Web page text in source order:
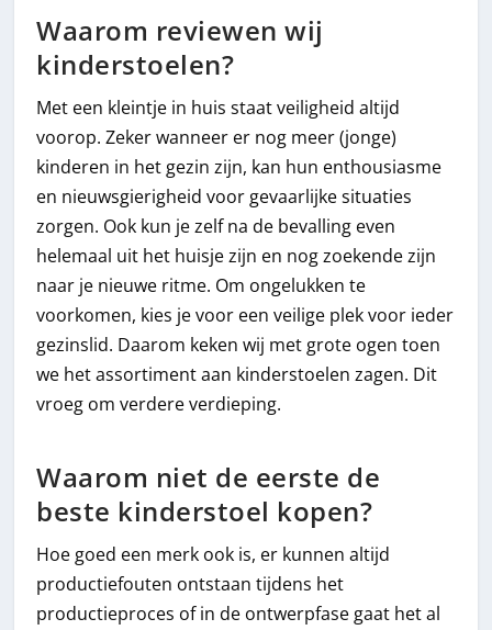
Waarom reviewen wij
kinderstoelen?
Met een kleintje in huis staat veiligheid altijd
voorop. Zeker wanneer er nog meer (jonge)
kinderen in het gezin zijn, kan hun enthousiasme
en nieuwsgierigheid voor gevaarlijke situaties
zorgen. Ook kun je zelf na de bevalling even
helemaal uit het huisje zijn en nog zoekende zijn
naar je nieuwe ritme. Om ongelukken te
voorkomen, kies je voor een veilige plek voor ieder
gezinslid. Daarom keken wij met grote ogen toen
we het assortiment aan kinderstoelen zagen. Dit
vroeg om verdere verdieping.
Waarom niet de eerste de
beste kinderstoel kopen?
Hoe goed een merk ook is, er kunnen altijd
productiefouten ontstaan tijdens het
productieproces of in de ontwerpfase gaat het al